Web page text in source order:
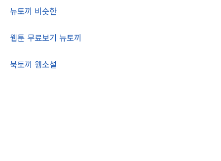
뉴토끼 비슷한
웹툰 무료보기 뉴토끼
북토끼 웹소설